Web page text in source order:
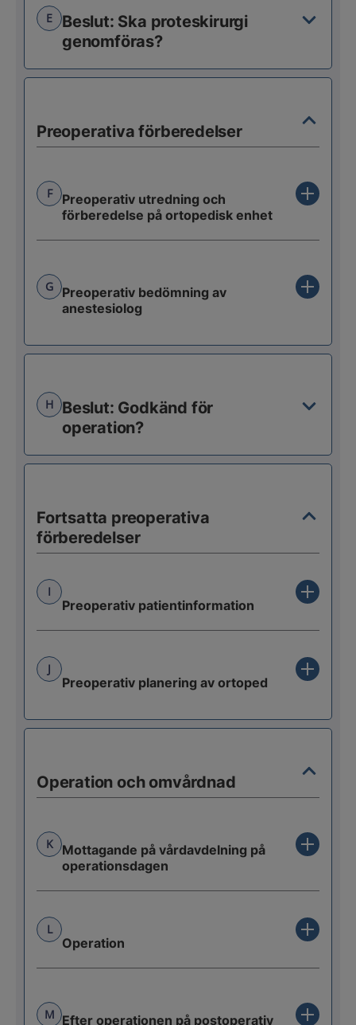
E
Beslut: Ska proteskirurgi
genomföras?
Preoperativa förberedelser
F
Preoperativ utredning och
förberedelse på ortopedisk enhet
G
Preoperativ bedömning av
anestesiolog
H
Beslut: Godkänd för
operation?
Fortsatta preoperativa
förberedelser
I
Preoperativ patientinformation
J
Preoperativ planering av ortoped
Operation och omvårdnad
K
Mottagande på vårdavdelning på
operationsdagen
L
Operation
M Efter operationen på postoperativ